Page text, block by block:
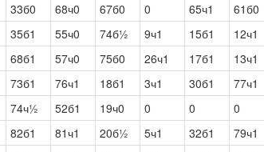
33б0 68ч0 67б0 0 65ч1 61б0
35б1 55ч0 74б½ 9ч1 15б1 12ч1
68б1 57ч0 75б0 26ч1 17б1 13ч1
73б1 76ч1 18б1 3ч1 30б1 77ч1
74ч½ 52б1 19ч0 0 0 0
82б1 81ч1 20б½ 5ч1 32б1 79ч1